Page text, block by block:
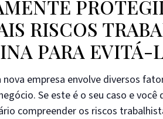
RISCOS
PARA EVITÁ-
nova empresa envolve diversos
Se este é o seu caso e
compreender os riscos